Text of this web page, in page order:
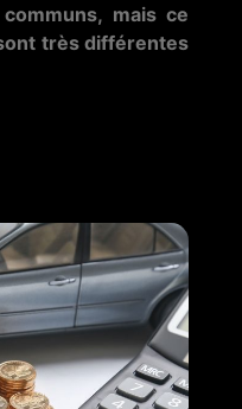
mais ce
très différentes